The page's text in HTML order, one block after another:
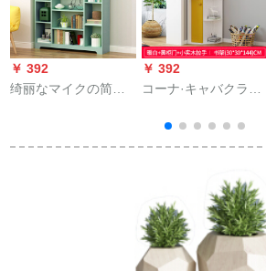
￥ 392
绮丽なマイクの简易
￥ 392
コーナ·キャバクラフ
リビング収纳棚现代
简单组立壁经济型回
ト白い+黄色の戸棚
+小さな木製の取手组
立